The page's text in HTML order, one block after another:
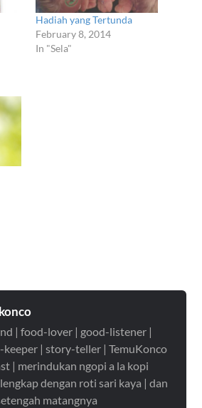
Hadiah yang Tertunda
February 8, 2014
In "Sela"
| food-lover | good-listener |
keeper | story-teller | TemuKonco
| merindukan ngopi a la kopi
dengan roti sari kaya | dan
matangnya